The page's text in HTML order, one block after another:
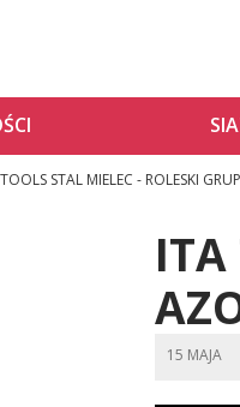
STAL MIELEC - ROLESKI
ITA
15 MAJA